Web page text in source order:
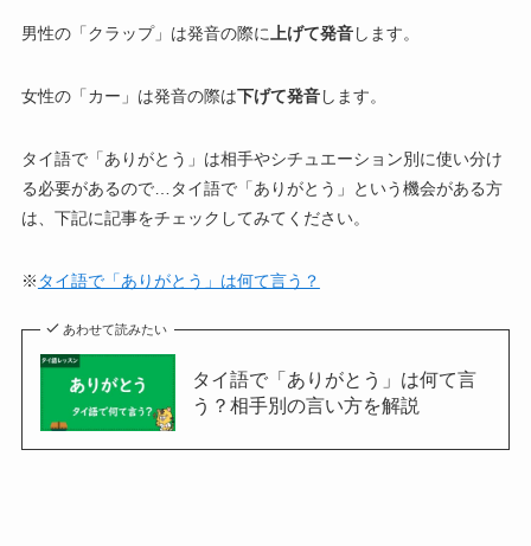
男性の「クラップ」は発音の際に上げて発音します。
女性の「カー」は発音の際は下げて発音します。
タイ語で「ありがとう」は相手やシチュエーション別に使い分け
る必要があるので…タイ語で「ありがとう」という機会がある方
は、下記に記事をチェックしてみてください。
※ タイ語で「ありがとう」は何て言う？
あわせて読みたい
タイ語で「ありがとう」は何て言
う？相手別の言い方を解説